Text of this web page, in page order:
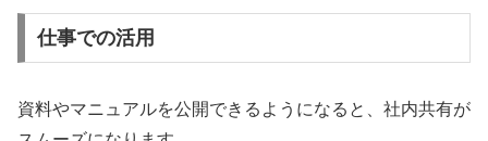
仕事での活用
資料やマニュアルを公開できるようになると、社内共有が